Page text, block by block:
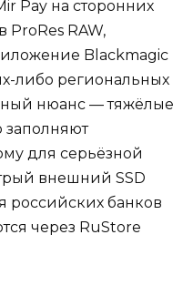
Pay на сторонних
ProRes RAW,
Blackmagic
либо региональных
нюанс — тяжёлые
заполняют
для серьёзной
внешний SSD
российских банков
через RuStore